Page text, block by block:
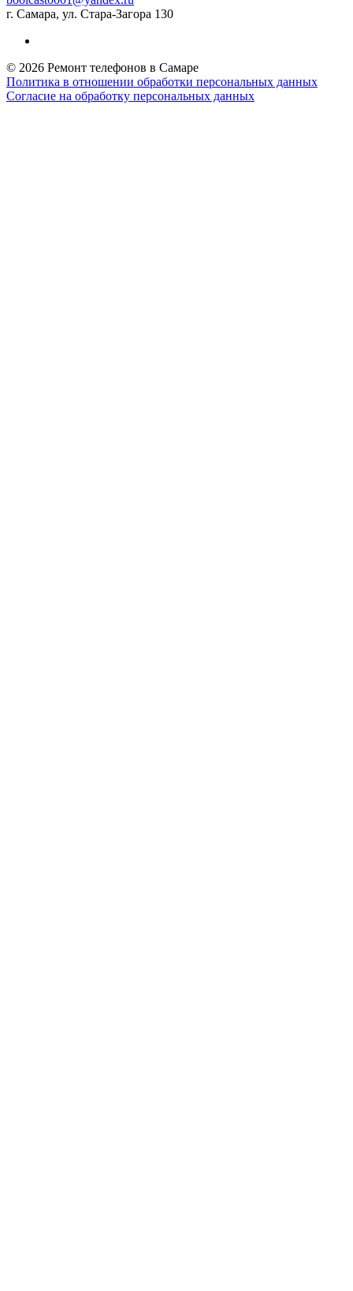
г. Самара, ул. Стара-Загора 130
© 2026 Ремонт телефонов в Самаре
Политика в отношении обработки персональных данных
Согласие на обработку персональных данных